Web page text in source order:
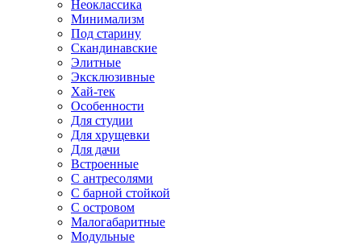
Неоклассика
Минимализм
Под старину
Скандинавские
Элитные
Эксклюзивные
Хай-тек
Особенности
Для студии
Для хрущевки
Для дачи
Встроенные
С антресолями
С барной стойкой
С островом
Малогабаритные
Модульные